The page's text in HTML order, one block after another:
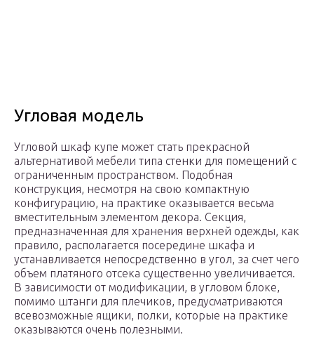
Угловая модель
Угловой шкаф купе может стать прекрасной
альтернативой мебели типа стенки для помещений с
ограниченным пространством. Подобная
конструкция, несмотря на свою компактную
конфигурацию, на практике оказывается весьма
вместительным элементом декора. Секция,
предназначенная для хранения верхней одежды, как
правило, располагается посередине шкафа и
устанавливается непосредственно в угол, за счет чего
объем платяного отсека существенно увеличивается.
В зависимости от модификации, в угловом блоке,
помимо штанги для плечиков, предусматриваются
всевозможные ящики, полки, которые на практике
оказываются очень полезными.